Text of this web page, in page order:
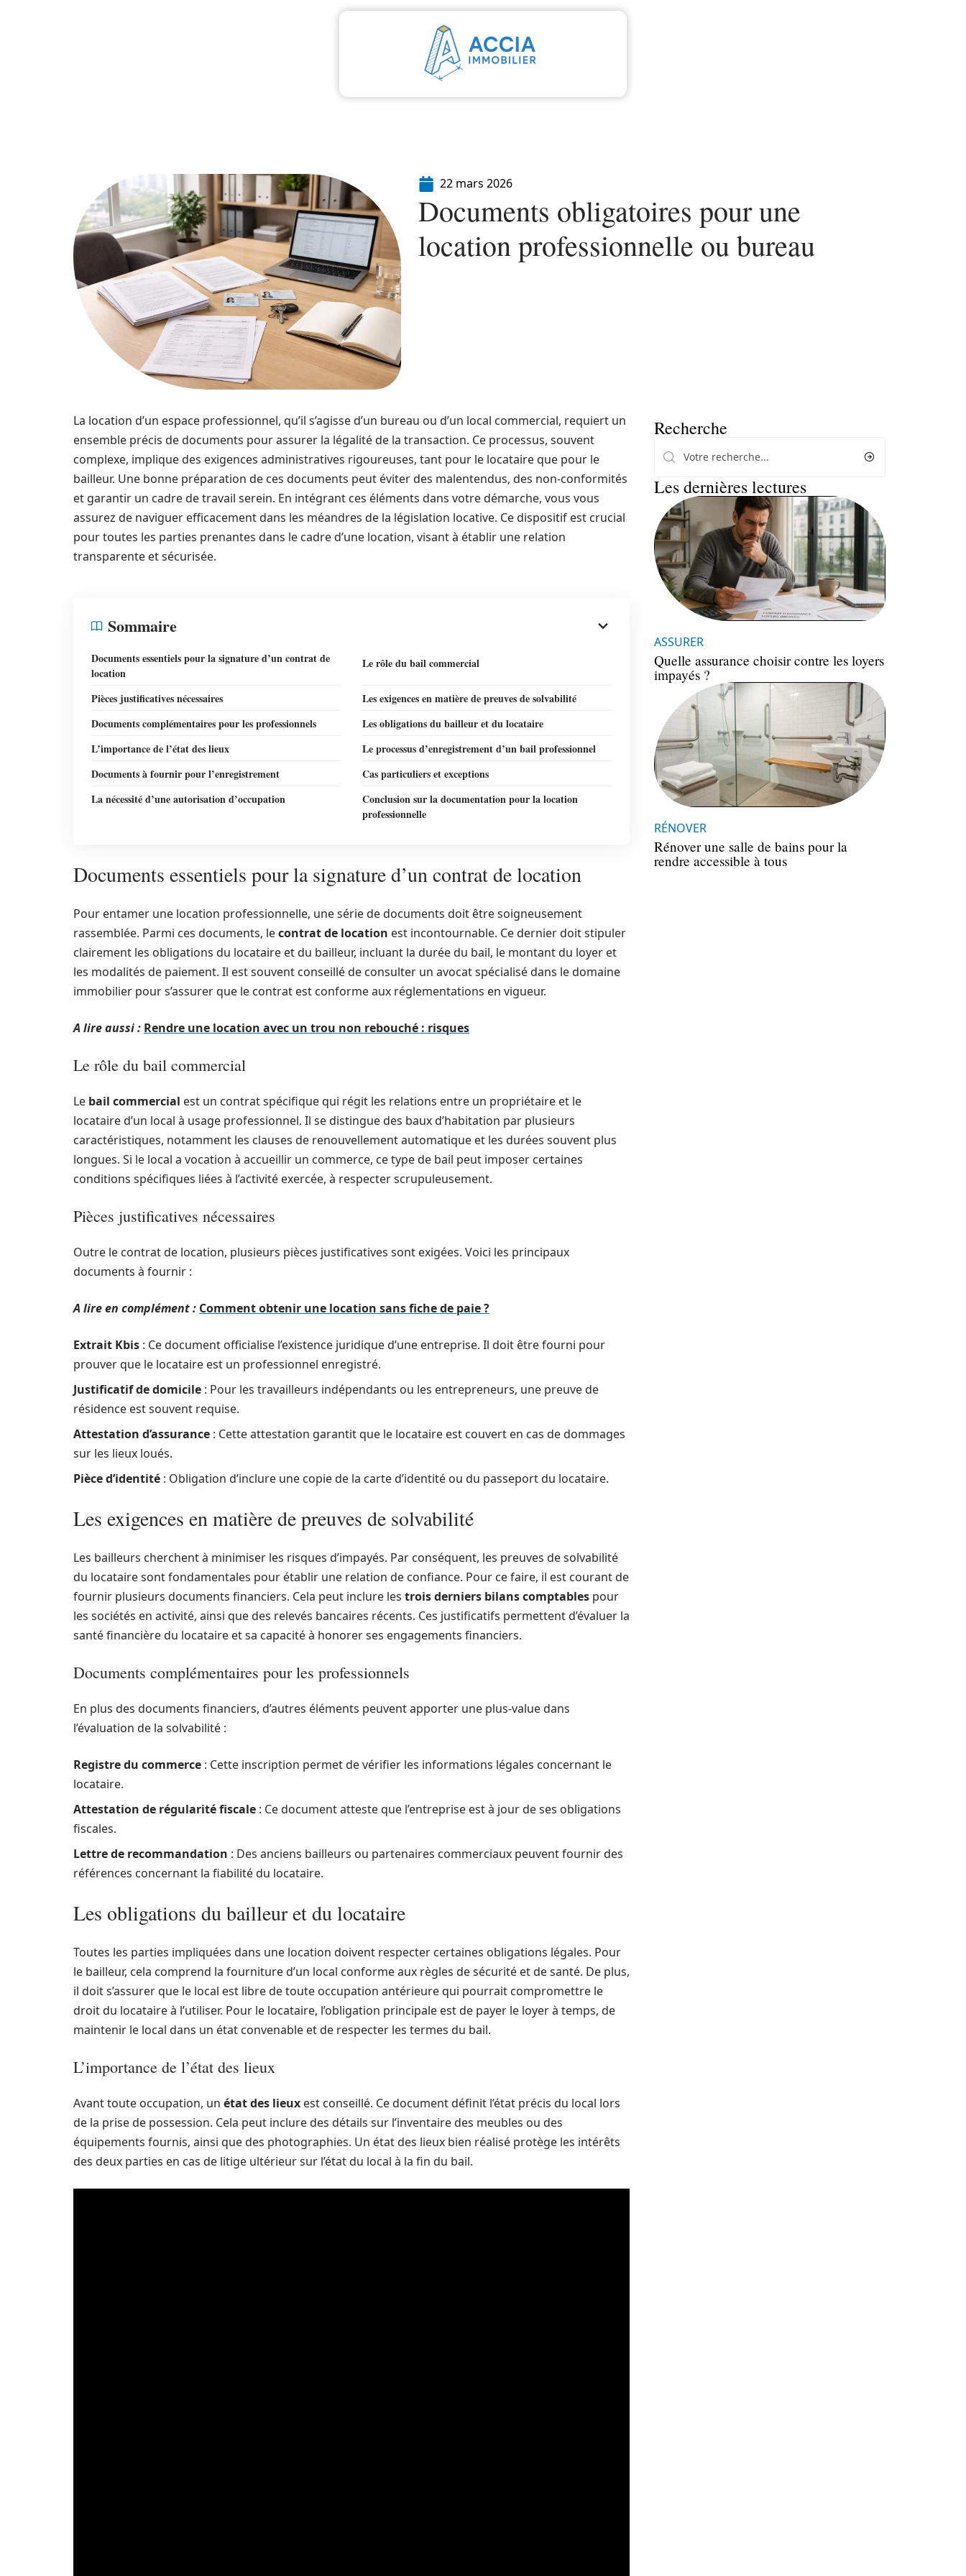
22 mars 2026
Documents obligatoires pour une
location professionnelle ou bureau
La location d’un espace professionnel, qu’il s’agisse d’un bureau ou d’un local commercial, requiert un
ensemble précis de documents pour assurer la légalité de la transaction. Ce processus, souvent
complexe, implique des exigences administratives rigoureuses, tant pour le locataire que pour le
bailleur. Une bonne préparation de ces documents peut éviter des malentendus, des non-conformités
et garantir un cadre de travail serein. En intégrant ces éléments dans votre démarche, vous vous
assurez de naviguer efficacement dans les méandres de la législation locative. Ce dispositif est crucial
pour toutes les parties prenantes dans le cadre d’une location, visant à établir une relation
transparente et sécurisée.
Sommaire
Documents essentiels pour la signature d’un contrat de
location
Le rôle du bail commercial
Pièces justificatives nécessaires
Les exigences en matière de preuves de solvabilité
Documents complémentaires pour les professionnels
Les obligations du bailleur et du locataire
L’importance de l’état des lieux
Le processus d’enregistrement d’un bail professionnel
Documents à fournir pour l’enregistrement
Cas particuliers et exceptions
La nécessité d’une autorisation d’occupation
Conclusion sur la documentation pour la location
professionnelle
Documents essentiels pour la signature d’un contrat de location
Pour entamer une location professionnelle, une série de documents doit être soigneusement
rassemblée. Parmi ces documents, lecontrat de location est incontournable. Ce dernier doit stipuler
clairement les obligations du locataire et du bailleur, incluant la durée du bail, le montant du loyer et
les modalités de paiement. Il est souvent conseillé de consulter un avocat spécialisé dans le domaine
immobilier pour s’assurer que le contrat est conforme aux réglementations en vigueur.
A lire aussi : Rendre une location avec un trou non rebouché : risques
Le rôle du bail commercial
Le bail commercial est un contrat spécifique qui régit les relations entre un propriétaire et le
locataire d’un local à usage professionnel. Il se distingue des baux d’habitation par plusieurs
caractéristiques, notamment les clauses de renouvellement automatique et les durées souvent plus
longues. Si le local a vocation à accueillir un commerce, ce type de bail peut imposer certaines
conditions spécifiques liées à l’activité exercée, à respecter scrupuleusement.
Pièces justificatives nécessaires
Outre le contrat de location, plusieurs pièces justificatives sont exigées. Voici les principaux
documents à fournir :
A lire en complément : Comment obtenir une location sans fiche de paie ?
Extrait Kbis : Ce document officialise l’existence juridique d’une entreprise. Il doit être fourni pour
prouver que le locataire est un professionnel enregistré.
Justificatif de domicile : Pour les travailleurs indépendants ou les entrepreneurs, une preuve de
résidence est souvent requise.
Attestation d’assurance : Cette attestation garantit que le locataire est couvert en cas de dommages
sur les lieux loués.
Pièce d’identité : Obligation d’inclure une copie de la carte d’identité ou du passeport du locataire.
Les exigences en matière de preuves de solvabilité
Les bailleurs cherchent à minimiser les risques d’impayés. Par conséquent, les preuves de solvabilité
du locataire sont fondamentales pour établir une relation de confiance. Pour ce faire, il est courant de
fournir plusieurs documents financiers. Cela peut inclure les trois derniers bilans comptables pour
les sociétés en activité, ainsi que des relevés bancaires récents. Ces justificatifs permettent d’évaluer la
santé financière du locataire et sa capacité à honorer ses engagements financiers.
Documents complémentaires pour les professionnels
En plus des documents financiers, d’autres éléments peuvent apporter une plus-value dans
l’évaluation de la solvabilité :
Registre du commerce : Cette inscription permet de vérifier les informations légales concernant le
locataire.
Attestation de régularité fiscale : Ce document atteste que l’entreprise est à jour de ses obligations
fiscales.
Lettre de recommandation : Des anciens bailleurs ou partenaires commerciaux peuvent fournir des
références concernant la fiabilité du locataire.
Les obligations du bailleur et du locataire
Toutes les parties impliquées dans une location doivent respecter certaines obligations légales. Pour
le bailleur, cela comprend la fourniture d’un local conforme aux règles de sécurité et de santé. De plus,
il doit s’assurer que le local est libre de toute occupation antérieure qui pourrait compromettre le
droit du locataire à l’utiliser. Pour le locataire, l’obligation principale est de payer le loyer à temps, de
maintenir le local dans un état convenable et de respecter les termes du bail.
L’importance de l’état des lieux
Avant toute occupation, un état des lieux est conseillé. Ce document définit l’état précis du local lors
de la prise de possession. Cela peut inclure des détails sur l’inventaire des meubles ou des
équipements fournis, ainsi que des photographies. Un état des lieux bien réalisé protège les intérêts
des deux parties en cas de litige ultérieur sur l’état du local à la fin du bail.
Recherche
Les dernières lectures
ASSURER
Quelle assurance choisir contre les loyers
impayés ?
RÉNOVER
Rénover une salle de bains pour la
rendre accessible à tous